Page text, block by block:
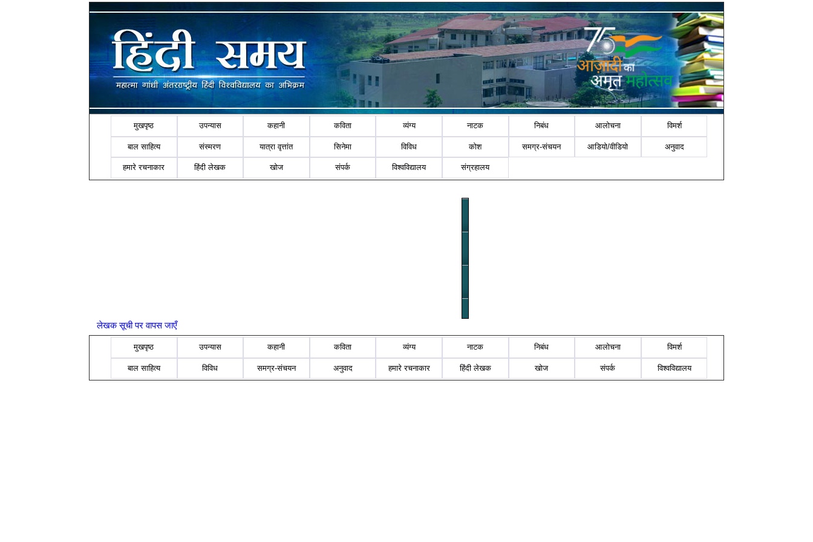
मुखपृष्ठ उपन्यास कहानी कविता व्यंग्य नाटक निबंध आलोचना विमर्श
बाल साहित्य संस्मरण यात्रा वृत्तांत सिनेमा विविध कोश समग्र-संचयन आडियो/वीडियो अनुवाद
हमारे रचनाकार हिंदी लेखक खोज संपर्क विश्वविद्यालय संग्रहालय
लेखक सूची पर वापस जाएँ
मुखपृष्ठ उपन्यास कहानी कविता व्यंग्य नाटक निबंध आलोचना विमर्श
बाल साहित्य विविध समग्र-संचयन अनुवाद हमारे रचनाकार हिंदी लेखक खोज संपर्क विश्वविद्यालय